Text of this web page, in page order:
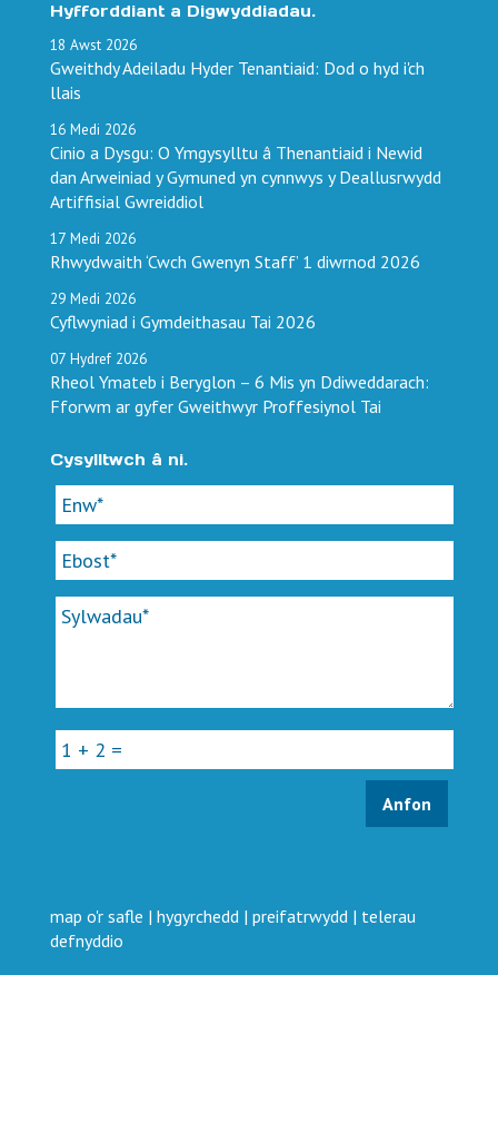
Hyfforddiant a Digwyddiadau.
18 Awst 2026
Gweithdy Adeiladu Hyder Tenantiaid: Dod o hyd i'ch
llais
16 Medi 2026
Cinio a Dysgu: O Ymgysylltu â Thenantiaid i Newid
dan Arweiniad y Gymuned yn cynnwys y Deallusrwydd
Artiffisial Gwreiddiol
17 Medi 2026
Rhwydwaith ‘Cwch Gwenyn Staff’ 1 diwrnod 2026
29 Medi 2026
Cyflwyniad i Gymdeithasau Tai 2026
07 Hydref 2026
Rheol Ymateb i Beryglon – 6 Mis yn Ddiweddarach:
Fforwm ar gyfer Gweithwyr Proffesiynol Tai
Cysylltwch â ni.
map o'r safle | hygyrchedd | preifatrwydd | telerau
defnyddio